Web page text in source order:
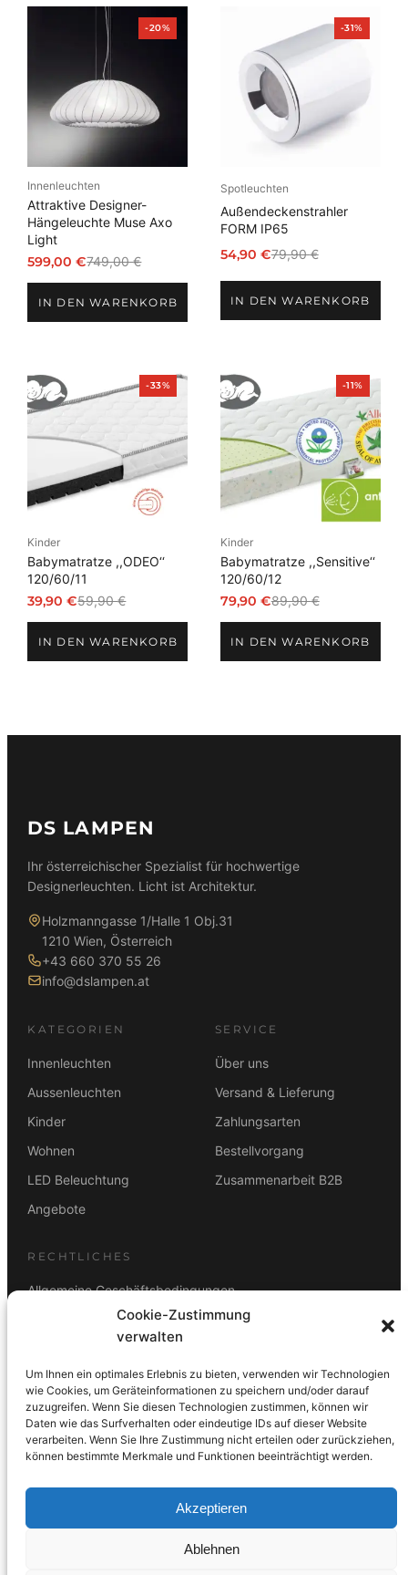
Cookie-Zustimmung
verwalten
Um Ihnen ein optimales Erlebnis zu bieten, verwenden wir Technologien
wie Cookies, um Geräteinformationen zu speichern und/oder darauf
zuzugreifen. Wenn Sie diesen Technologien zustimmen, können wir
Daten wie das Surfverhalten oder eindeutige IDs auf dieser Website
verarbeiten. Wenn Sie Ihre Zustimmung nicht erteilen oder zurückziehen,
können bestimmte Merkmale und Funktionen beeinträchtigt werden.
Akzeptieren
Ablehnen
-20%Produkt
im
Innenleuchten
Attraktive Designer-
Hängeleuchte Muse Axo
Light
749,00€
Ursprünglicher
war:
599,00€
Aktueller
ist:IN DEN WARENKORB
-31%Produkt
im
Spotleuchten
Außendeckenstrahler
FORM IP65
79,90€
Ursprünglicher
Preis
war:
79,90 €
54,90 €
Aktueller
Preis
ist:
54,90 €.
IN DEN WARENKORB
-33%Produkt
im
Kinder
Babymatratze ,,ODEO‘‘
120/60/11
59,90€
Ursprünglicher
war:
39,90€
Aktueller
ist:IN DEN WARENKORB
-11%Produkt
im
Angebot
Kinder
Babymatratze ,,Sensitive‘‘
120/60/12
89,90€
Ursprünglicher
war:
79,90 €
Aktueller
ist:IN DEN WARENKORB
DS LAMPEN
Ihr österreichischer Spezialist für hochwertige
Designerleuchten. Licht ist Architektur.
Holzmanngasse 1/Halle 1 Obj.31
1210 Wien, Österreich
+43 660 370 55 26
info@dslampen.at
KATEGORIEN
Innenleuchten
Aussenleuchten
Kinder
Wohnen
LED Beleuchtung
Angebote
SERVICE
Über uns
Versand & Lieferung
Zahlungsarten
Bestellvorgang
Zusammenarbeit B2B
RECHTLICHES
Allgemeine Geschäftsbedingungen
Rücktrittsbelehrung
ZAHLUNGSARTEN
Vorkasse Visa Mastercard Link PayPal
G-Pay